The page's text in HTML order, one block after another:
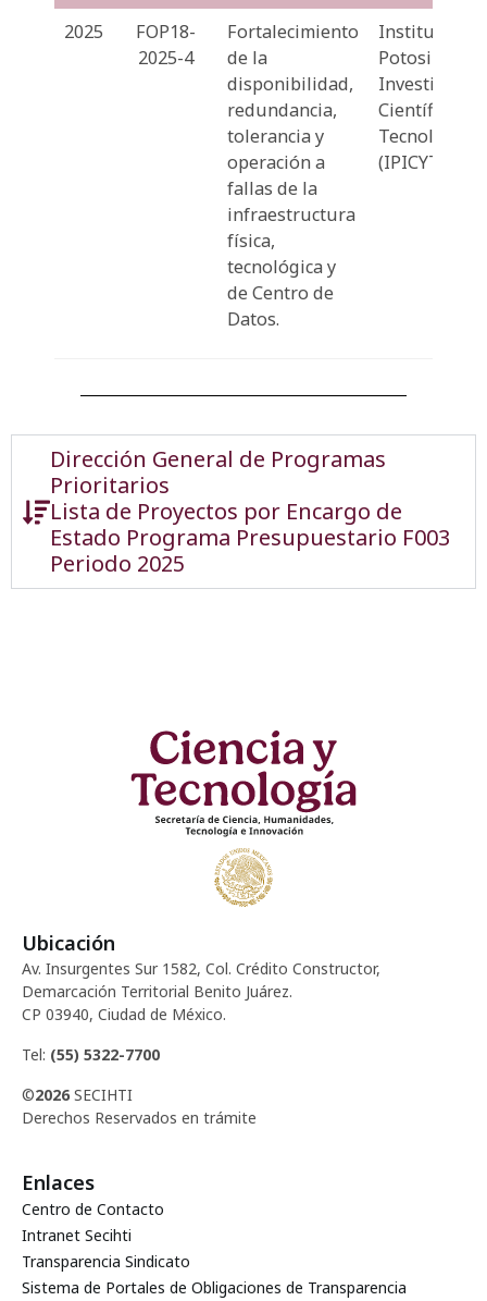
2025
FOP18-
2025-4
Fortalecimiento
de la
disponibilidad,
redundancia,
tolerancia y
operación a
fallas de la
infraestructura
física,
tecnológica y
de Centro de
Datos.
Instituto
Potosino de
Científica y
Tecnológica
(IPICYT).
Dirección General de Programas
Prioritarios
Lista de Proyectos por Encargo de
Estado Programa Presupuestario F003
Periodo 2025
Ubicación
Av. Insurgentes Sur 1582, Col. Crédito Constructor,
Demarcación Territorial Benito Juárez.
CP 03940, Ciudad de México.
Tel: (55) 5322-7700
©2026 SECIHTI
Derechos Reservados en trámite
Enlaces
Centro de Contacto
Intranet Secihti
Transparencia Sindicato
Sistema de Portales de Obligaciones de Transparencia